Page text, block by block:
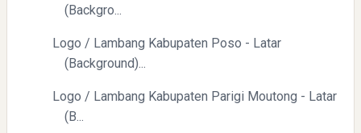
(Backgro...
Logo / Lambang Kabupaten Poso - Latar
(Background)...
Logo / Lambang Kabupaten Parigi Moutong - Latar
(B...